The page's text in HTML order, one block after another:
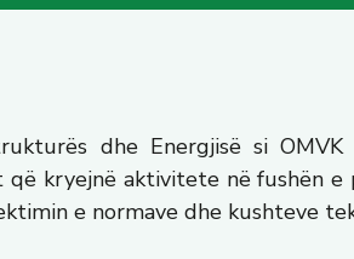
dhe Energjisë si
kryejnë aktivitete në fushën e
e normave dhe kushteve